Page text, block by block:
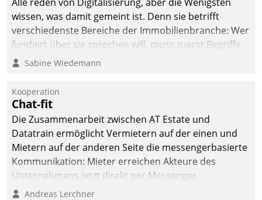
wissen, was damit gemeint ist. Denn sie betrifft
verschiedenste Bereiche der Immobilienbranche: Wer
fundiert über sie sprechen will, muss zuerst Begriffe
klären. Ein Aspekt ist die betriebliche Optimierung:
Einsparungen durch optimierte und automatisierte
Prozesse. Doch man darf nicht zu viel erwarten: Allein
mit der Einführung einer neuen Software ist es nicht
getan. Die Digitalisierung erfordert von Unternehmen
die Bereitschaft, sich zu überprüfen, zu hinterfragen
und zu verändern.
Sabine Wiedemann
Kooperation
Chat-fit
Die Zusammenarbeit zwischen AT Estate und
Datatrain ermöglicht Vermietern auf der einen und
Mietern auf der anderen Seite die messengerbasierte
Kommunikation: Mieter erreichen Akteure des
Unternehmens jetzt direkt per Messenger,
Mitarbeiter oder Dienstleister empfangen oder
Andreas Lerchner